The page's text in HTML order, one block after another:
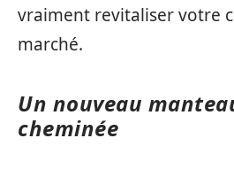
vraiment revitaliser votre
marché.
Un nouveau
cheminée